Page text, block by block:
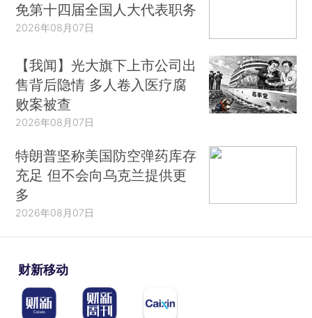
免第十四届全国人大代表职务
2026年08月07日
【我闻】光大旗下上市公司出
售背后隐情 多人卷入医疗腐
败案被查
2026年08月07日
特朗普坚称美国防空弹药库存
充足 但不会向乌克兰提供更
多
2026年08月07日
财新移动